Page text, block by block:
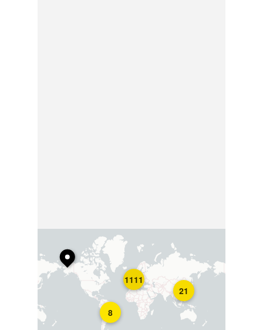
8
21
1111